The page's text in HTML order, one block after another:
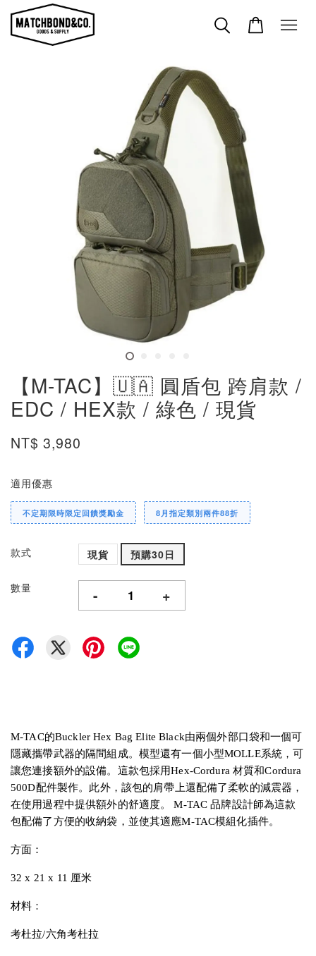
【M-TAC】🇺🇦 圓盾包 跨肩款 /
EDC / HEX款 / 綠色 / 現貨
NT$ 3,980
適用優惠
不定期限時限定回饋獎勵金 8月指定類別兩件88折
款式 現貨 預購30日
數量 - +
M-TAC的Buckler Hex Bag Elite Black由兩個外部口袋和一個可
隱藏攜帶武器的隔間組成。模型還有一個小型MOLLE系統，可
讓您連接額外的設備。這款包採用Hex-Cordura 材質和Cordura
500D配件製作。此外，該包的肩帶上還配備了柔軟的減震器，
在使用過程中提供額外的舒適度。 M-TAC 品牌設計師為這款
包配備了方便的收納袋，並使其適應M-TAC模組化插件。
方面：
32 x 21 x 11 厘米
材料：
考杜拉/六角考杜拉